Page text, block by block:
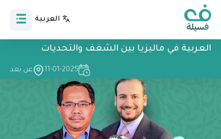
العربية
العربية في ماليزيا بين الشغف والتحديات
11-01-2025 عن بعد